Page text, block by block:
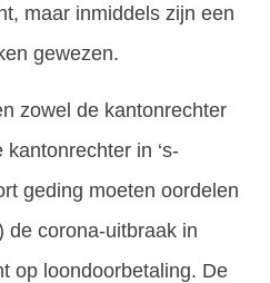
maar inmiddels zijn een
gewezen.
zowel de kantonrechter
kantonrechter in ‘s-
geding moeten oordelen
de corona-uitbraak in
op loondoorbetaling. De